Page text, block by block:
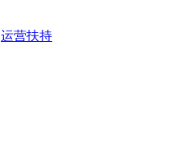
运营扶持